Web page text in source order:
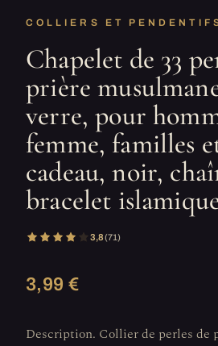
COLLIERS ET
Chapelet de 33
prière
verre, pour
femme, familles
cadeau, noir,
bracelet
3,8(71)
3,99 €
Description. Collier de perles de